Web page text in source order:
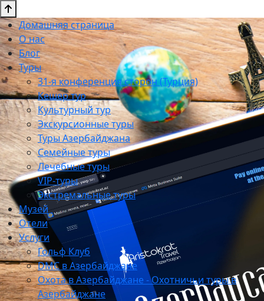
Домашняя страница
О нас
Блог
Туры
31-я конференция сторон (Турция)
Кешер тур
Культурный тур
Экскурсионные туры
Туры Азербайджана
Семейные туры
Лечебные туры
VIP-туры
Экстремальные туры
Музей
Отели
Услуги
Гольф Клуб
DMC в Азербайджане
Охота в Азербайджане - Охотничьи туры в
Азербайджане